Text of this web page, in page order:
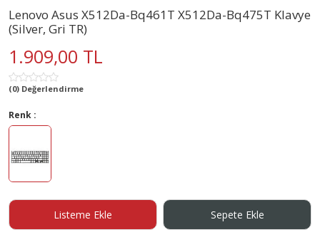
Lenovo Asus X512Da-Bq461T X512Da-Bq475T Klavye
(Silver, Gri TR)
1.909,00 TL
(0) Değerlendirme
Renk :
Listeme Ekle Sepete Ekle